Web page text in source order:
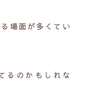
場面が多くてい
るのかもしれな